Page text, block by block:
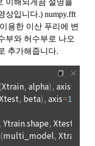
아이디를 사용해서는 안
수 없으며, 타인의 아이
다른 사람에게 공유하
안을 보호해야한다. 자
법적 사회적 책임은 “회
시물에 대한 권리와 책임
에게 저작권이 있는 코
을 지는 동시에 그 범위
위하여 최선의 노력을
부주의로 이메일(또는
해 이용자가 설정한 계
어 발생한 문제와 기본
일들에 대해 책임을 지
며 이는 광고주와의 계
처를 밝히기 위한 조치
클릭하여 타 사이트의